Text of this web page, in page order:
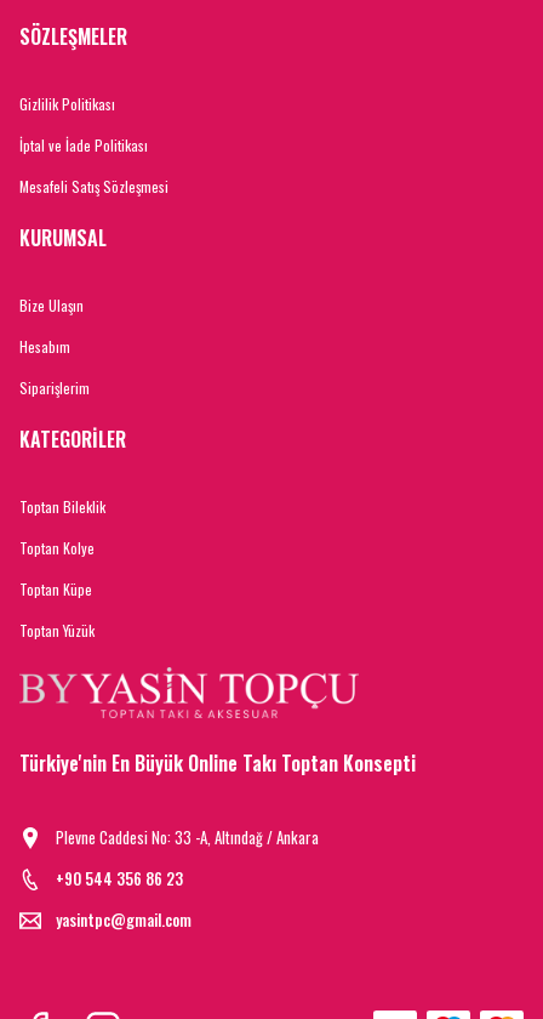
SÖZLEŞMELER
Gizlilik Politikası
İptal ve İade Politikası
Mesafeli Satış Sözleşmesi
KURUMSAL
Bize Ulaşın
Hesabım
Siparişlerim
KATEGORİLER
Toptan Bileklik
Toptan Kolye
Toptan Küpe
Toptan Yüzük
Türkiye'nin En Büyük Online Takı Toptan Konsepti
Plevne Caddesi No: 33 -A, Altındağ / Ankara
+90 544 356 86 23
yasintpc@gmail.com